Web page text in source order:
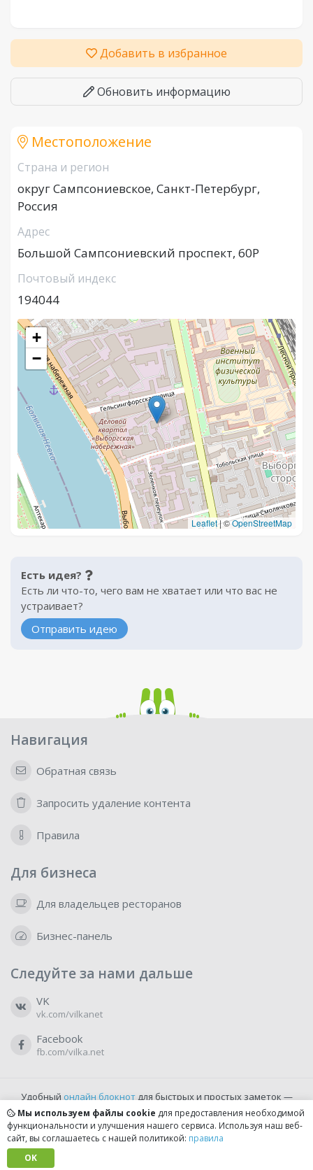
Добавить в избранное
Обновить информацию
Местоположение
Страна и регион
округ Сампсониевское, Санкт-Петербург,
Россия
Адрес
Большой Сампсониевский проспект, 60Р
Почтовый индекс
194044
+
−
Leaflet|©OpenStreetMap
Есть идея?
Есть ли что-то, чего вам не хватает или что вас не
устраивает?
Отправить идею
Навигация
Обратная связь
Запросить удаление контента
Правила
Для бизнеса
Для владельцев ресторанов
Бизнес-панель
Следуйте за нами дальше
VK
vk.com/vilkanet
Facebook
fb.com/vilka.net
Удобный онлайн блокнотдля быстрых и простых заметок —
бесплатно и доступно прямо из браузера.
Мы используем файлы cookie для предоставления необходимой
функциональности и улучшения нашего сервиса. Используя наш веб-
сайт, вы соглашаетесь с нашей политикой: правила
OK